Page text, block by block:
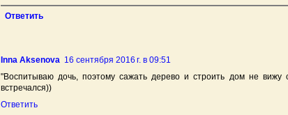
Ответить
Inna Aksenova 16 сентября 2016 г. в 09:51
"Воспитываю дочь, поэтому сажать дерево и строить дом не вижу
встречался))
Ответить